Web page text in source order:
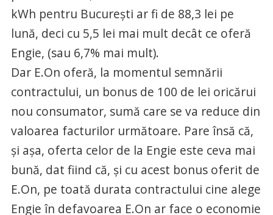
kWh pentru Bucureşti ar fi de 88,3 lei pe
lună, deci cu 5,5 lei mai mult decât ce oferă
Engie, (sau 6,7% mai mult).
Dar E.On oferă, la momentul semnării
contractului, un bonus de 100 de lei oricărui
nou consumator, sumă care se va reduce din
valoarea facturilor următoare. Pare însă că,
şi aşa, oferta celor de la Engie este ceva mai
bună, dat fiind că, şi cu acest bonus oferit de
E.On, pe toată durata contractului cine alege
Engie în defavoarea E.On ar face o economie